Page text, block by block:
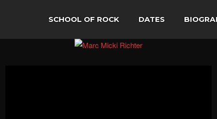
SCHOOL OF ROCK DATES